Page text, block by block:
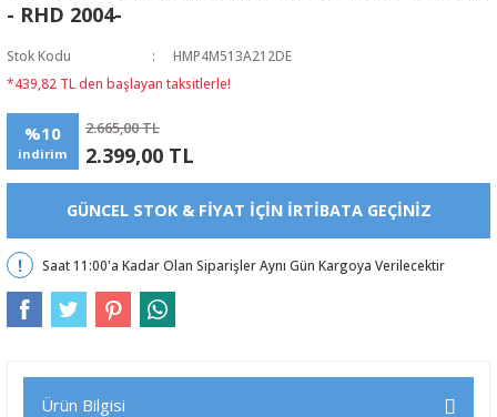
- RHD 2004-
Stok Kodu
HMP4M513A212DE
*439,82 TL den başlayan taksitlerle!
%10
indirim
2.665,00 TL
2.399,00 TL
GÜNCEL STOK & FIYAT IÇIN IRTIBATA GEÇINIZ
Saat 11:00'a Kadar Olan Siparişler Aynı Gün Kargoya Verilecektir
Ürün Bilgisi